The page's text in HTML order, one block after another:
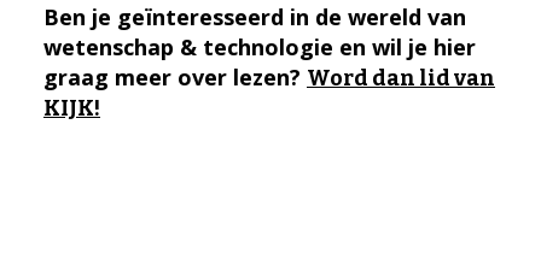
Ben je geïnteresseerd in de wereld van
wetenschap & technologie en wil je hier
graag meer over lezen? Word dan lid van
KIJK!